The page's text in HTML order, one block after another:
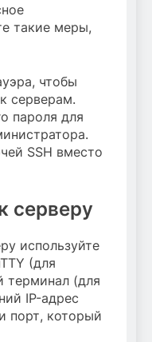
такие меры,
чтобы
серверам.
пароля для
SSH вместо
серверу
используйте
(для
терминал (для
IP-адрес
порт, который